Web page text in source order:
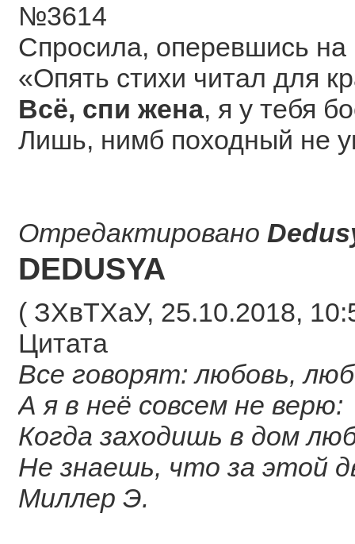
№3614
Спросила, оперевшись на
«Опять стихи читал для
Всё, спи жена, я у тебя
Лишь, нимб походный не
Отредактировано
DEDUSYA
( ЗХвТХаУ, 25.10.2018,
Цитата
Все говорят: любовь,
А я в неё совсем не верю:
Когда заходишь в дом
Не знаешь, что за этой
Миллер Э.